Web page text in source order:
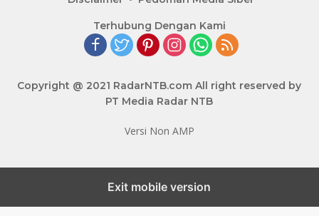
Terhubung Dengan Kami
Copyright @ 2021 RadarNTB.com All right reserved by
PT Media Radar NTB
Versi Non AMP
Exit mobile version